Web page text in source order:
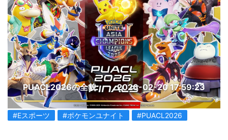
PUACL2026の全貌 2026-02-20 17:59:23
#Eスポーツ #ポケモンユナイト #PUACL2026